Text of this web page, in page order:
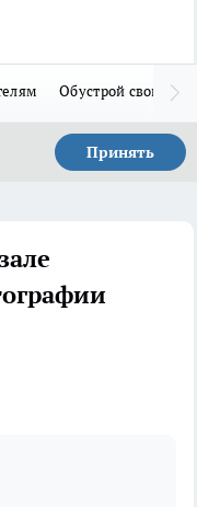
Обустрой свой дом
Принять